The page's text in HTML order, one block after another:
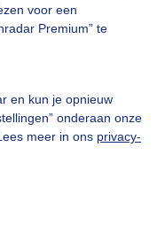
voor een
Premium” te
en kun je opnieuw
onderaan onze
meer in ons privacy-